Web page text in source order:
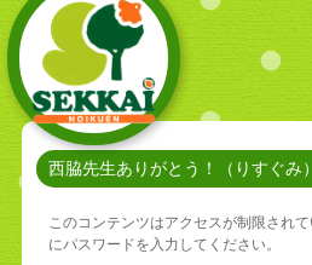
西脇先生ありがとう！（りすぐみ）
このコンテンツはアクセスが制限され
にパスワードを入力してください。